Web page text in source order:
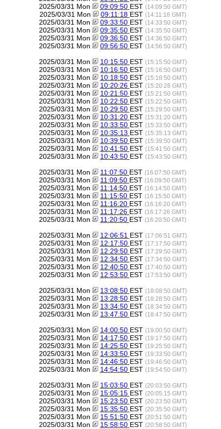
2025/03/31 Mon 09:09:50 EST (14:09:50 GMT)
2025/03/31 Mon 09:11:18 EST (14:11:18 GMT)
2025/03/31 Mon 09:33:50 EST (14:33:50 GMT)
2025/03/31 Mon 09:35:50 EST (14:35:50 GMT)
2025/03/31 Mon 09:36:50 EST (14:36:50 GMT)
2025/03/31 Mon 09:56:50 EST (14:56:50 GMT)
2025/03/31 Mon 10:15:50 EST (15:15:50 GMT)
2025/03/31 Mon 10:16:50 EST (15:16:50 GMT)
2025/03/31 Mon 10:18:50 EST (15:18:50 GMT)
2025/03/31 Mon 10:20:26 EST (15:20:26 GMT)
2025/03/31 Mon 10:21:50 EST (15:21:50 GMT)
2025/03/31 Mon 10:22:50 EST (15:22:50 GMT)
2025/03/31 Mon 10:29:50 EST (15:29:50 GMT)
2025/03/31 Mon 10:31:20 EST (15:31:20 GMT)
2025/03/31 Mon 10:33:50 EST (15:33:50 GMT)
2025/03/31 Mon 10:35:13 EST (15:35:13 GMT)
2025/03/31 Mon 10:39:50 EST (15:39:50 GMT)
2025/03/31 Mon 10:41:50 EST (15:41:50 GMT)
2025/03/31 Mon 10:43:50 EST (15:43:50 GMT)
2025/03/31 Mon 11:07:50 EST (16:07:50 GMT)
2025/03/31 Mon 11:09:50 EST (16:09:50 GMT)
2025/03/31 Mon 11:14:50 EST (16:14:50 GMT)
2025/03/31 Mon 11:15:50 EST (16:15:50 GMT)
2025/03/31 Mon 11:16:20 EST (16:16:20 GMT)
2025/03/31 Mon 11:17:26 EST (16:17:26 GMT)
2025/03/31 Mon 11:20:50 EST (16:20:50 GMT)
2025/03/31 Mon 12:06:51 EST (17:06:51 GMT)
2025/03/31 Mon 12:17:50 EST (17:17:50 GMT)
2025/03/31 Mon 12:29:50 EST (17:29:50 GMT)
2025/03/31 Mon 12:34:50 EST (17:34:50 GMT)
2025/03/31 Mon 12:40:50 EST (17:40:50 GMT)
2025/03/31 Mon 12:53:50 EST (17:53:50 GMT)
2025/03/31 Mon 13:08:50 EST (18:08:50 GMT)
2025/03/31 Mon 13:28:50 EST (18:28:50 GMT)
2025/03/31 Mon 13:34:50 EST (18:34:50 GMT)
2025/03/31 Mon 13:47:50 EST (18:47:50 GMT)
2025/03/31 Mon 14:00:50 EST (19:00:50 GMT)
2025/03/31 Mon 14:17:50 EST (19:17:50 GMT)
2025/03/31 Mon 14:25:50 EST (19:25:50 GMT)
2025/03/31 Mon 14:33:50 EST (19:33:50 GMT)
2025/03/31 Mon 14:46:50 EST (19:46:50 GMT)
2025/03/31 Mon 14:54:50 EST (19:54:50 GMT)
2025/03/31 Mon 15:03:50 EST (20:03:50 GMT)
2025/03/31 Mon 15:05:15 EST (20:05:15 GMT)
2025/03/31 Mon 15:23:50 EST (20:23:50 GMT)
2025/03/31 Mon 15:35:50 EST (20:35:50 GMT)
2025/03/31 Mon 15:51:50 EST (20:51:50 GMT)
2025/03/31 Mon 15:58:50 EST (20:58:50 GMT)